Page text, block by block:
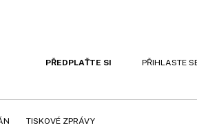
PŘEDPLAŤTE SI PŘIHLASTE
TISKOVÉ ZPRÁVY